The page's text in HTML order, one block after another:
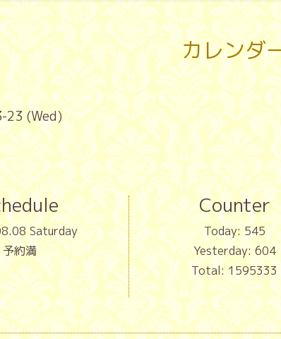
カレンダ
23 (Wed)
Saturday
予約満
Counter
Today:545
Yesterday:604
Total:1595333